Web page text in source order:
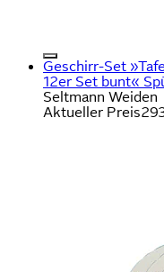
Geschirr-Set
12er Set bunt«
Seltmann Weiden
Aktueller Preis